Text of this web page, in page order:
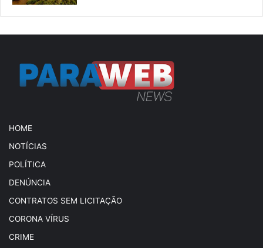
HOME
NOTÍCIAS
POLÍTICA
DENÚNCIA
CONTRATOS SEM LICITAÇÃO
CORONA VÍRUS
CRIME